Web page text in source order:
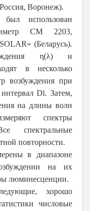
Воронеж).
использован
СМ 2203,
(Беларусь).
η(λ) и
в несколько
возбуждения при
интервалDl. Затем,
на длины волн
спектры
спектральные
повторности.
в диапазоне
на их
люминесценции.
хорошо
числовые